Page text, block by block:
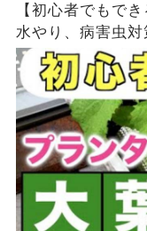
【初心者でもで
水やり、病害虫対